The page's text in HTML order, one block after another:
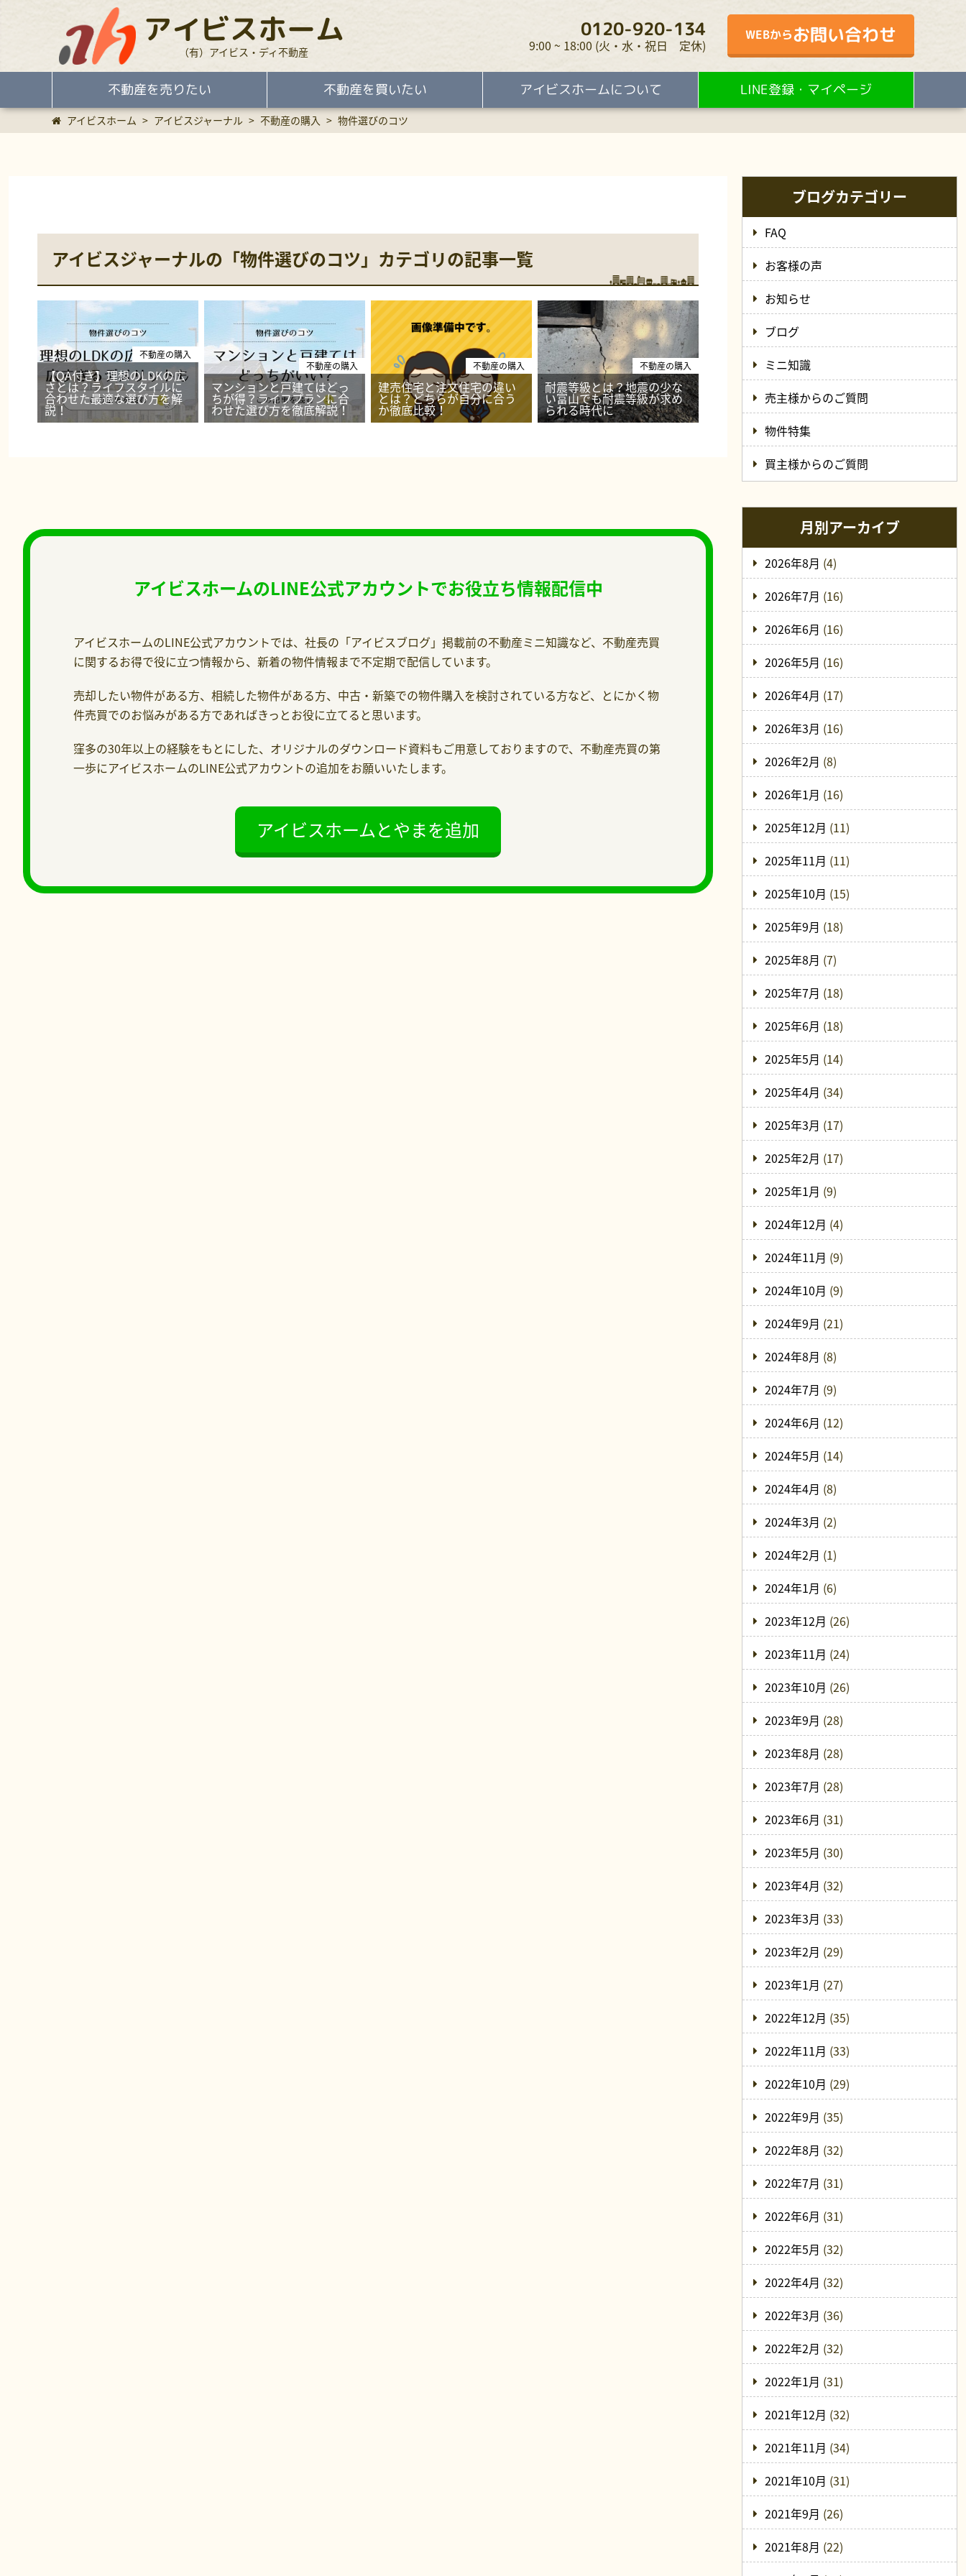
アイビスホーム
（有）アイビス・ディ不動産
0120-920-134
9:00 ~ 18:00 (火・水・祝日 定休)
WEBからお問い合わせ
不動産を売りたい 不動産を買いたい アイビスホームについて LINE登録・マイページ
アイビスホーム > アイビスジャーナル > 不動産の購入 > 物件選びのコツ
アイビスジャーナルの「物件選びのコツ」カテゴリの記事一覧
不動産の購入
【QA付き】理想のLDKの広
さとは？ライフスタイルに
合わせた最適な選び方を解
説！
不動産の購入
マンションと戸建てはどっ
ちが得？ライフプランに合
わせた選び方を徹底解説！
不動産の購入
建売住宅と注文住宅の違い
とは？どちらが自分に合う
か徹底比較！
不動産の購入
耐震等級とは？地震の少な
い富山でも耐震等級が求め
られる時代に
アイビスホームのLINE公式アカウントでお役立ち情報配信中
アイビスホームのLINE公式アカウントでは、社長の「アイビスブログ」掲載前の不動産ミニ知識など、不動産売買
に関するお得で役に立つ情報から、新着の物件情報まで不定期で配信しています。
売却したい物件がある方、相続した物件がある方、中古・新築での物件購入を検討されている方など、とにかく物
件売買でのお悩みがある方であればきっとお役に立てると思います。
窪多の30年以上の経験をもとにした、オリジナルのダウンロード資料もご用意しておりますので、不動産売買の第
一歩にアイビスホームのLINE公式アカウントの追加をお願いいたします。
アイビスホームとやまを追加
ブログカテゴリー
FAQ
お客様の声
お知らせ
ブログ
ミニ知識
売主様からのご質問
物件特集
買主様からのご質問
月別アーカイブ
2026年8月 (4)
2026年7月 (16)
2026年6月 (16)
2026年5月 (16)
2026年4月 (17)
2026年3月 (16)
2026年2月 (8)
2026年1月 (16)
2025年12月 (11)
2025年11月 (11)
2025年10月 (15)
2025年9月 (18)
2025年8月 (7)
2025年7月 (18)
2025年6月 (18)
2025年5月 (14)
2025年4月 (34)
2025年3月 (17)
2025年2月 (17)
2025年1月 (9)
2024年12月 (4)
2024年11月 (9)
2024年10月 (9)
2024年9月 (21)
2024年8月 (8)
2024年7月 (9)
2024年6月 (12)
2024年5月 (14)
2024年4月 (8)
2024年3月 (2)
2024年2月 (1)
2024年1月 (6)
2023年12月 (26)
2023年11月 (24)
2023年10月 (26)
2023年9月 (28)
2023年8月 (28)
2023年7月 (28)
2023年6月 (31)
2023年5月 (30)
2023年4月 (32)
2023年3月 (33)
2023年2月 (29)
2023年1月 (27)
2022年12月 (35)
2022年11月 (33)
2022年10月 (29)
2022年9月 (35)
2022年8月 (32)
2022年7月 (31)
2022年6月 (31)
2022年5月 (32)
2022年4月 (32)
2022年3月 (36)
2022年2月 (32)
2022年1月 (31)
2021年12月 (32)
2021年11月 (34)
2021年10月 (31)
2021年9月 (26)
2021年8月 (22)